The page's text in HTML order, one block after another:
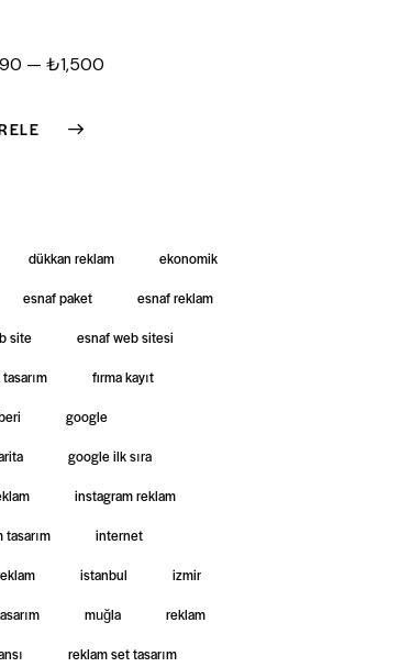
—₺1,500
dükkan reklam
ekonomik
esnaf paket
esnaf reklam
site
esnaf web sitesi
firma kayıt
google
google ilk sıra
instagram reklam
tasarım
internet
istanbul
izmir
muğla
reklam
reklam set tasarım